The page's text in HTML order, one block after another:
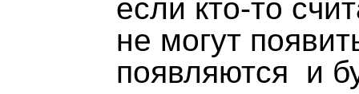
если кто-то
не могут
появляются и